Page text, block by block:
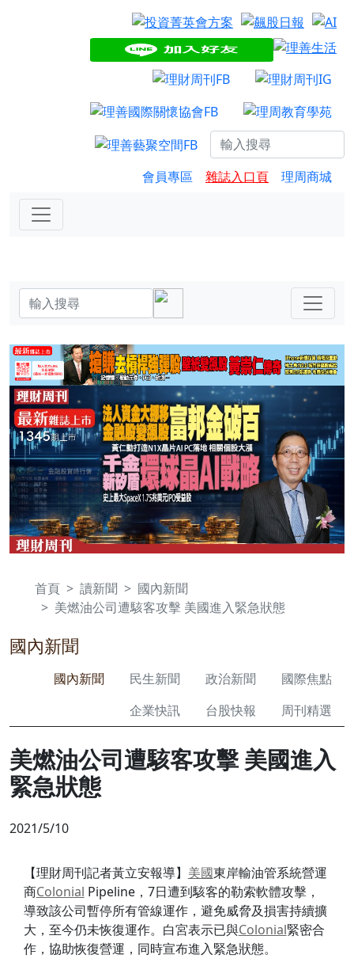
會員專區 雜誌入口頁 理周商城
首頁 讀新聞
國內新聞
美燃油公司遭駭客攻擊 美國進入緊急狀態
國內新聞
國內新聞 民生新聞 政治新聞
國際焦點
企業快訊
台股快報 周刊精選
美燃油公司遭駭客攻擊 美國進入
緊急狀態
2021/5/10
【理財周刊記者黃立安報導】 美國東岸輸油管系統營運
商Colonial Pipeline，7日遭到駭客的勒索軟體攻擊，
導致該公司暫停所有管線運作，避免威脅及損害持續擴
大，至今仍未恢復運作。白宮表示已與Colonial緊密合
作，協助恢復營運，同時宣布進入緊急狀態。